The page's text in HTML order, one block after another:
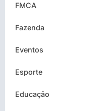
FMCA
Fazenda
Eventos
Esporte
Educação